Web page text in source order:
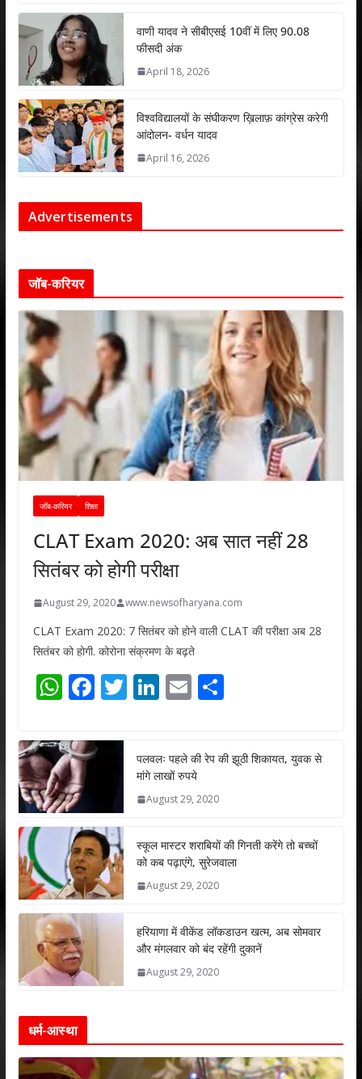
वाणी यादव ने सीबीएसई 10वीं में लिए 90.08
फीसदी अंक
April 18, 2026
विश्वविद्यालयों के संघीकरण ख़िलाफ़ कांग्रेस करेगी
आंदोलन- वर्धन यादव
April 16, 2026
Advertisements
जॉब-करियर
जॉब-करियर शिक्षा
CLAT Exam 2020: अब सात नहीं 28
सितंबर को होगी परीक्षा
August 29, 2020 www.newsofharyana.com
CLAT Exam 2020: 7 सितंबर को होने वाली CLAT की परीक्षा अब 28
सितंबर को होगी. कोरोना संक्रमण के बढ़ते
W
at
s
A
p
p
F
e
b
o
k
T
er
Li
e
dI
n
E
l
S
e
पलवलः पहले की रेप की झूठी शिकायत, युवक से
मांगे लाखों रुपये
August 29, 2020
स्कूल मास्टर शराबियों की गिनती करेंगे तो बच्चों
को कब पढ़ाएंगे, सुरेजवाला
August 29, 2020
हरियाणा में वीकेंड लॉकडाउन खत्म, अब सोमवार
और मंगलवार को बंद रहेंगी दुकानें
August 29, 2020
धर्म-आस्था